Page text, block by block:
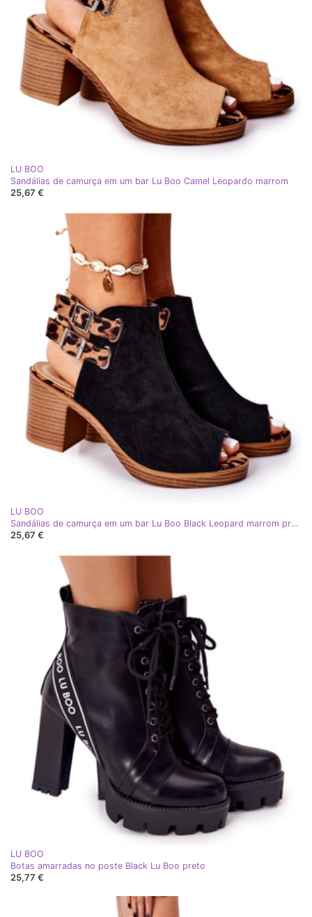
LU BOO
Sandálias de camurça em um bar Lu Boo Camel Leopardo marrom
25,67 €
LU BOO
Sandálias de camurça em um bar Lu Boo Black Leopard marrom preto
25,67 €
LU BOO
Botas amarradas no poste Black Lu Boo preto
25,77 €